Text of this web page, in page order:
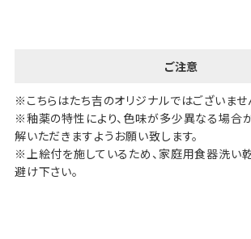
ご注意
※こちらはたち吉のオリジナルではございませ
※釉薬の特性により、色味が多少異なる場合が
解いただきますようお願い致します。
※上絵付を施しているため、家庭用食器洗い
避け下さい。